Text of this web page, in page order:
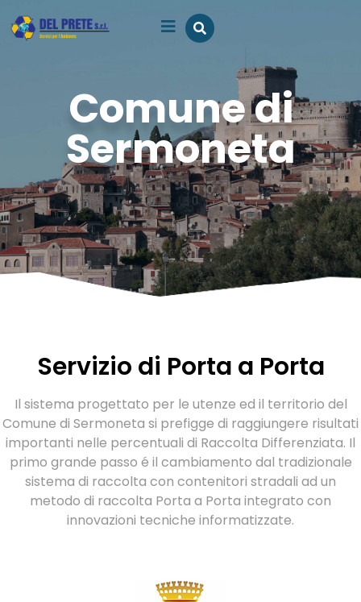
Comune di
Sermoneta
Servizio di Porta a Porta
Il sistema progettato per le utenze ed il territorio del
Comune di Sermoneta si prefigge di raggiungere risultati
importanti nelle percentuali di Raccolta Differenziata. Il
primo grande passo é il cambiamento dal tradizionale
sistema di raccolta con contenitori stradali ad un
metodo di raccolta Porta a Porta integrato con
innovazioni tecniche informatizzate.